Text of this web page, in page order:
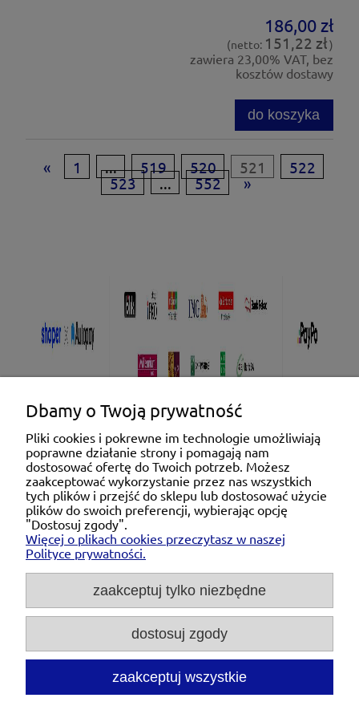
186,00 zł
(netto: 151,22 zł)
zawiera 23,00% VAT, bez
kosztów dostawy
do koszyka
« 1 ... 519 520 521
522
523
... 552 »
Pomoc
Moje konto
Płatności i dostawa
O nas
Michał Niedźwiecki Dobra Armatura, ul. Krakowska
28d/5, 71-021 Szczecin, woj. zachodniopomorskie,
697476240pon. - pt. 08:00-18:00 |
Mail:kontakt@dobraarmatura.pl
Dbamy o Twoją prywatność
Pliki cookies i pokrewne im technologie umożliwiają
poprawne działanie strony i pomagają nam
dostosować ofertę do Twoich potrzeb. Możesz
zaakceptować wykorzystanie przez nas wszystkich
tych plików i przejść do sklepu lub dostosować użycie
plików do swoich preferencji, wybierając opcję
"Dostosuj zgody".
Więcej o plikach cookies przeczytasz w naszej
Polityce prywatności.
zaakceptuj tylko niezbędne
dostosuj zgody
zaakceptuj wszystkie